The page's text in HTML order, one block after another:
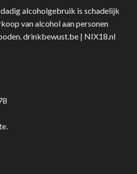
alcoholgebruik is schadelijk
van alcohol aan personen
drinkbewust.be | NIX18.nl